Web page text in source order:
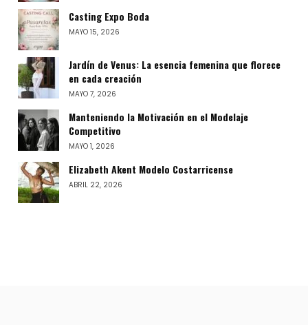
Casting Expo Boda
MAYO 15, 2026
Jardín de Venus: La esencia femenina que florece
en cada creación
MAYO 7, 2026
Manteniendo la Motivación en el Modelaje
Competitivo
MAYO 1, 2026
Elizabeth Akent Modelo Costarricense
ABRIL 22, 2026